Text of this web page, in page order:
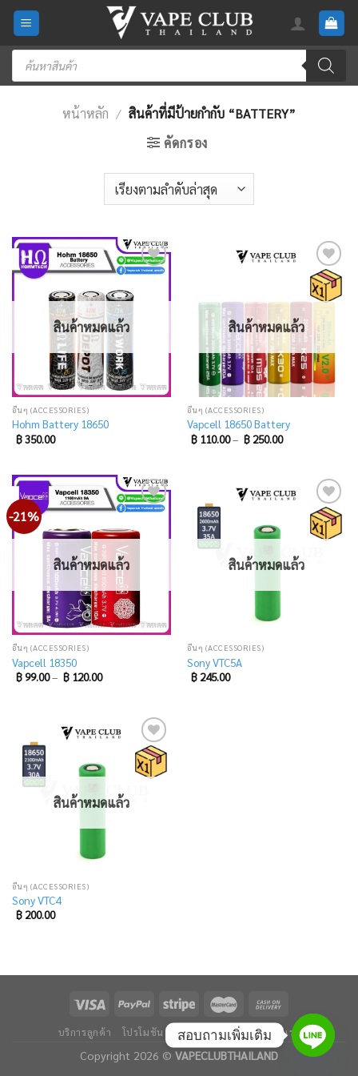
Skip
content
Products
search
หน้าหลัก / สินค้าที่มีป้ายกำกับ “BATTERY”
คัดกรอง
Add
wishlist
สินค้าหมดแล้ว
อื่นๆ (ACCESSORIES)
Hohm Battery 18650
฿350.00
Add
to
wishlist
สินค้าหมดแล้ว
อื่นๆ (ACCESSORIES)
Vapcell 18650 Battery
฿110.00– ฿ 250.00
-21%
Add
wishlist
สินค้าหมดแล้ว
อื่นๆ (ACCESSORIES)
Vapcell 18350
฿99.00– ฿ 120.00
Add
to
wishlist
สินค้าหมดแล้ว
อื่นๆ (ACCESSORIES)
Sony VTC5A
฿245.00
Add
to
wishlist
สินค้าหมดแล้ว
อื่นๆ (ACCESSORIES)
Sony VTC4
฿200.00
บริการลูกค้า โปรโมชัน ข่าวและบทความ ติดต่อเรา
Copyright 2026 © VAPECLUBTHAILAND
สอบถามเพิ่มเติม